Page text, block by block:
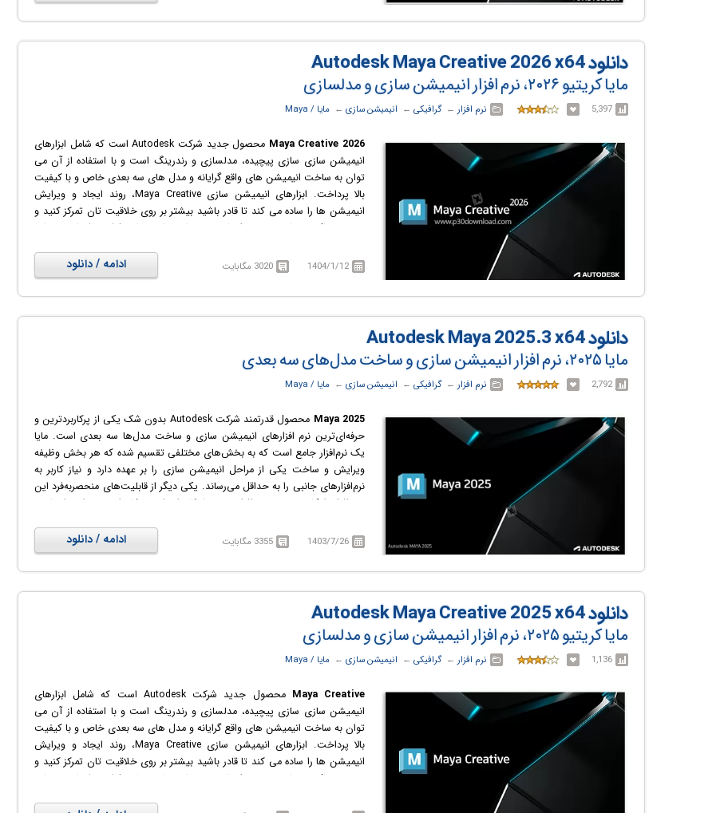
دانلود Autodesk Maya Creative 2026 x64
مایا کریتیو ۲۰۲۶، نرم افزار انیمیشن سازی و مدلسازی
5,397 نرم افزار ← ‏گرافیکی ← ‏ انیمیشن سازی ← ‏ مایا / Maya
Maya Creative 2026
محصول جدید شرکت Autodesk است که شامل ابزارهای
انیمیشن سازی سازی پیچیده، مدلسازی و رندرینگ است و با استفاده از آن می
توان به ساخت انیمیشن های واقع گرایانه و مدل های سه بعدی خاص و با کیفیت
بالا پرداخت. ابزارهای انیمیشن سازی Maya Creative، روند ایجاد و ویرایش
انیمیشن ها را ساده می کند تا قادر باشید بیشتر بر روی خلاقیت تان تمرکز کنید و
در عین حال در زمان و هزینه انجام پروژه هایی مانند تولید فیلم، تبلیغات و برنامه
1404/1/12 3020 مگابایت ادامه / دانلود
دانلود Autodesk Maya 2025.3 x64
مایا ۲۰۲۵، نرم افزار انیمیشن سازی و ساخت مدل‌های سه بعدی
2,792 نرم افزار ← ‏گرافیکی ← ‏ انیمیشن سازی ← ‏ مایا / Maya
Maya 2025
محصول قدرتمند شرکت Autodesk بدون شک یکی از پرکاربردترین و
حرفه‌ای‌ترین نرم افزارهای انیمیشن سازی و ساخت مدل‌ها سه بعدی است. مایا
یک نرم‌افزار جامع است که به بخش‌های مختلفی تقسیم شده که هر بخش وظیفه
ویرایش و ساخت یکی از مراحل انیمیشن سازی را بر عهده دارد و نیاز کاربر به
نرم‌افزارهای جانبی را به حداقل می‌رساند. یکی دیگر از قابلیت‌های منحصربه‌فرد این
نرم افزار، امکان توسعه نرم افزاری توسط کاربران است؛ کاربران می‌توانند از طریق
ابزارها و امکاناتی که پیشتر در نرم‌افزار وجود نداشته است را به آن اضافه کنند.
1403/7/26 3355 مگابایت ادامه / دانلود
دانلود Autodesk Maya Creative 2025 x64
مایا کریتیو ۲۰۲۵، نرم افزار انیمیشن سازی و مدلسازی
1,136 نرم افزار ← ‏گرافیکی ← ‏ انیمیشن سازی ← ‏ مایا / Maya
Maya Creative
محصول جدید شرکت Autodesk است که شامل ابزارهای
انیمیشن سازی سازی پیچیده، مدلسازی و رندرینگ است و با استفاده از آن می
توان به ساخت انیمیشن های واقع گرایانه و مدل های سه بعدی خاص و با کیفیت
بالا پرداخت. ابزارهای انیمیشن سازی Maya Creative، روند ایجاد و ویرایش
انیمیشن ها را ساده می کند تا قادر باشید بیشتر بر روی خلاقیت تان تمرکز کنید و
در عین حال در زمان و هزینه انجام پروژه هایی مانند تولید فیلم، تبلیغات و برنامه